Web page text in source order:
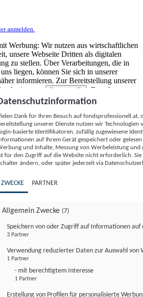
anmelden.
Werbung: Wir nutzen aus wirtschaftlichen
unsere Webseite Dritten als digitalen
zu stellen. Über Verarbeitungen, die in
liegen, können Sie sich in unserer
informieren. Zur Bereitstellung unserer
von
Partnern (5)
. Zwecke:
Inhalte, Messung von Werbeleistung
Inhalten sowie Zielgruppenforschung.
ähnliche Online-Kennungen (z. B. login-
generierte Kennungen,
können zusammen mit anderen
und Browserinformationen,
unterstützte Technologien usw.) auf
oder von dort ausgelesen werden, um es
wenn es eine App oder einer Webseite
einen oder mehrere der hier aufgeführten
Dank für Ihren Besuch auf
unserer Dienste nutzen wir Technologien
basierte Identifikatoren, zufällig zugewiesene
auf Ihrem Gerät gespeichert oder
und Inhalte, Messung von Werbeleistung
für den Zugriff auf die Website nicht erforderlich.
ändern, oder später jederzeit via
ZWECKE PARTNER
Allgemein Zwecke (7)
Speichern von oder Zugriff auf Informationen auf
3 Partner
Verwendung reduzierter Daten zur Auswahl von
1 Partner
- mit berechtigtem Interesse
1 Partner
Erstellung von Profilen für personalisierte